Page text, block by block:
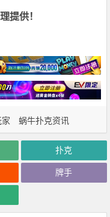
蜗牛扑克资讯
提供！
扑克
牌手